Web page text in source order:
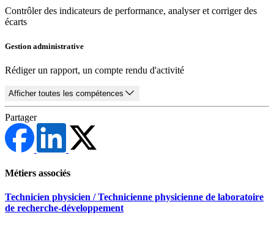
Contrôler des indicateurs de performance, analyser et corriger des
écarts
Gestion administrative
Rédiger un rapport, un compte rendu d'activité
Afficher toutes les compétences
Partager
Métiers associés
Technicien physicien / Technicienne physicienne de laboratoire
de recherche-développement